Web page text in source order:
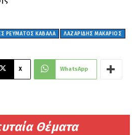
Θέματα
ΡΕΥΜΑΤΟΣ ΚΑΒΑΛΑ ΛΑΖΑΡΙΔΗΣ ΜΑΚΑΡΙΟΣ
X WhatsApp